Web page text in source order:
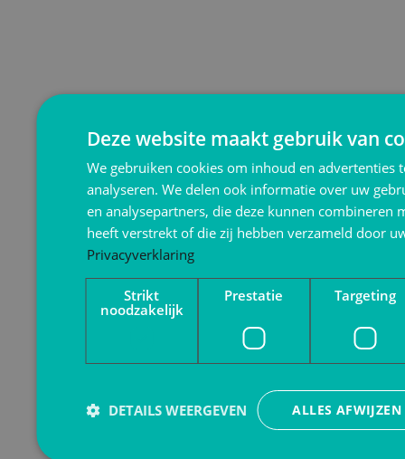
Deze website maakt gebruik van
We gebruiken cookies om inhoud en advertenties
analyseren. We delen ook informatie over uw
en analysepartners, die deze kunnen combineren
heeft verstrekt of die zij hebben verzameld door
Privacyverklaring
Strikt
noodzakelijk
Prestatie Targeting
ALLES AFWIJZEN
DETAILS WEERGEVEN